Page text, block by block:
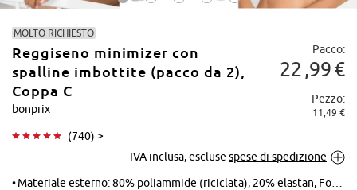
MOLTO RICHIESTO
Reggiseno minimizer con
spalline imbottite (pacco da 2),
Coppa C
bonprix
(740) >
Pacco:
22 99€
Pezzo:
11,49 €
IVA inclusa, escluse spese di spedizione
Materiale esterno: 80% poliammide (riciclata), 20% elastan, Fodera: 100% cotone, Pizzo: 90% poliammide, 10% elastan